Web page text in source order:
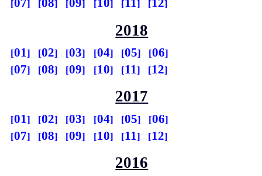
07
08 09 10 11 12
2018
01 02 03 04 05
06
07
08 09 10 11 12
2017
01 02 03 04 05
06
07
08 09 10 11 12
2016